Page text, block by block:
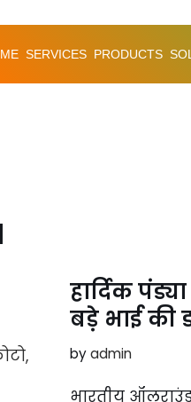
SERVICES PRODUCTS
हार्दिक
बड़े भाई की
byadmin
भारतीय